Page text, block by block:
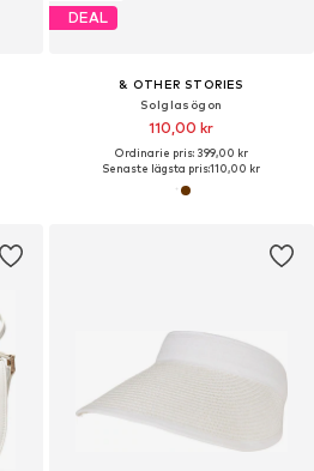
DEAL
& OTHER STORIES
Solglasögon
110,00 kr
Ordinarie pris: 399,00 kr
Senaste lägsta pris:110,00 kr